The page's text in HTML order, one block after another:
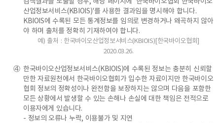
산업정보서비스(KBIOIS)'를 사용한 결과임을 명시해야 합니다.
KBIOIS에 수록된 모든 통계정보를 임의로 변경하거나 왜곡하지 않아
야 하며 출처를 정확히 기재하여야 합니다.
예) 출처 : 한국바이오산업정보서비스(KBIOIS)[한국바이오협회]
2020.03.26.
④ 한국바이오산업정보서비스(KBIOIS)에 수록된 정보는 충분히 신뢰할
만한 자료원천에서 한국바이오협회가 입수한 자료이지만 한국바이오
협회 정보의 정확성이나 완전함을 보장하지는 않으며 다음을 포함한
모든 상황에서 발생할 수 있는 손해나 손실에 대한 책임은 전적으로
이용자에게 있습니다.
- 정보의 오류나 누락, 이용불가 및 지연